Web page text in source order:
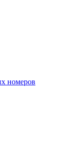
номеров